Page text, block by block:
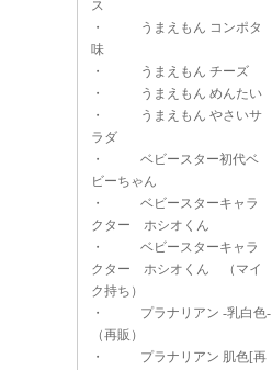
ス
・
うまえもん コンポタ
味
・
うまえもん チーズ
・
うまえもん めんたい
・
うまえもん やさいサ
ラダ
・
ベビースター初代ベ
ビーちゃん
・
ベビースターキャラ
クター ホシオくん
・
ベビースターキャラ
クター ホシオくん （マイ
ク持ち）
・
プラナリアン -乳白色-
（再販）
・
プラナリアン 肌色[再